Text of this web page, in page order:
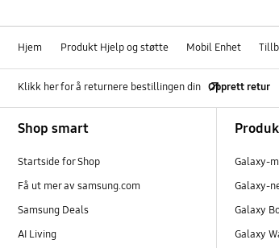
Hjem Produkt Hjelp og støtte Mobil Enhet
Klikk her for å returnere bestillingen din Opprett retur
Shop smart
Startside for Shop
Få ut mer av samsung.com
Samsung Deals
AI Living
Galaxy-
Galaxy-
Galaxy
Galaxy